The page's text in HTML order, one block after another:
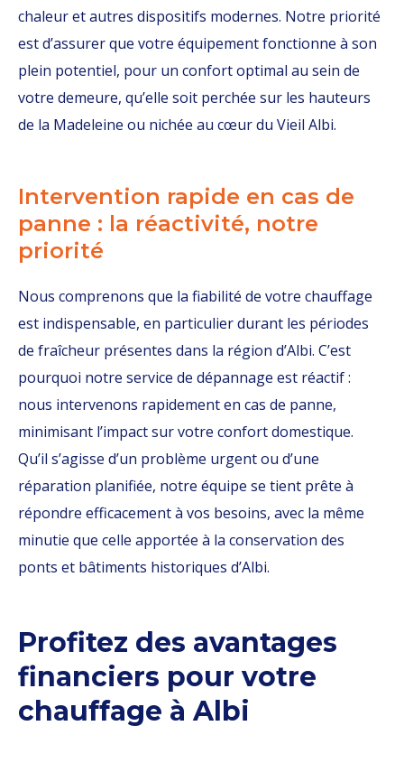
chaleur et autres dispositifs modernes. Notre priorité
est d’assurer que votre équipement fonctionne à son
plein potentiel, pour un confort optimal au sein de
votre demeure, qu’elle soit perchée sur les hauteurs
de la Madeleine ou nichée au cœur du Vieil Albi.
Intervention rapide en cas de
panne : la réactivité, notre
priorité
Nous comprenons que la fiabilité de votre chauffage
est indispensable, en particulier durant les périodes
de fraîcheur présentes dans la région d’Albi. C’est
pourquoi notre service de dépannage est réactif :
nous intervenons rapidement en cas de panne,
minimisant l’impact sur votre confort domestique.
Qu’il s’agisse d’un problème urgent ou d’une
réparation planifiée, notre équipe se tient prête à
répondre efficacement à vos besoins, avec la même
minutie que celle apportée à la conservation des
ponts et bâtiments historiques d’Albi.
Profitez des avantages
financiers pour votre
chauffage à Albi